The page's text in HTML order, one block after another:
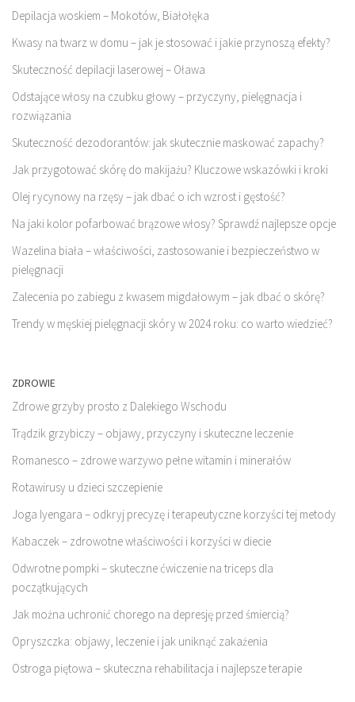
Depilacja woskiem – Mokotów, Białołęka
Kwasy na twarz w domu – jak je stosować i jakie przynoszą efekty?
Skuteczność depilacji laserowej – Oława
Odstające włosy na czubku głowy – przyczyny, pielęgnacja i
rozwiązania
Skuteczność dezodorantów: jak skutecznie maskować zapachy?
Jak przygotować skórę do makijażu? Kluczowe wskazówki i kroki
Olej rycynowy na rzęsy – jak dbać o ich wzrost i gęstość?
Na jaki kolor pofarbować brązowe włosy? Sprawdź najlepsze opcje
Wazelina biała – właściwości, zastosowanie i bezpieczeństwo w
pielęgnacji
Zalecenia po zabiegu z kwasem migdałowym – jak dbać o skórę?
Trendy w męskiej pielęgnacji skóry w 2024 roku: co warto wiedzieć?
ZDROWIE
Zdrowe grzyby prosto z Dalekiego Wschodu
Trądzik grzybiczy – objawy, przyczyny i skuteczne leczenie
Romanesco – zdrowe warzywo pełne witamin i minerałów
Rotawirusy u dzieci szczepienie
Joga Iyengara – odkryj precyzę i terapeutyczne korzyści tej metody
Kabaczek – zdrowotne właściwości i korzyści w diecie
Odwrotne pompki – skuteczne ćwiczenie na triceps dla
początkujących
Jak można uchronić chorego na depresję przed śmiercią?
Opryszczka: objawy, leczenie i jak uniknąć zakażenia
Ostroga piętowa – skuteczna rehabilitacja i najlepsze terapie